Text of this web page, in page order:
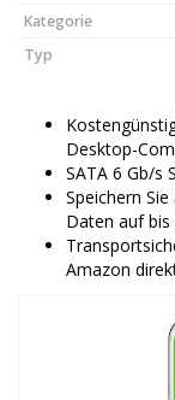
Kategorie
Typ
Desktop-
SATA 6 Gb/s
Speichern
Daten auf bis
Amazon